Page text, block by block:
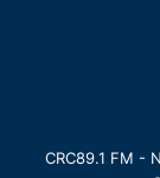
CRC89.1 FM -